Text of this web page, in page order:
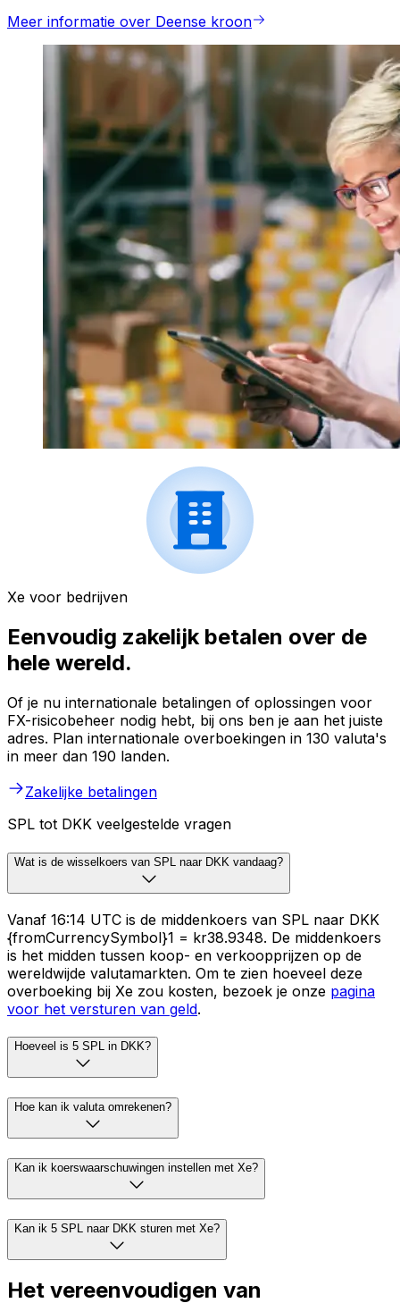
Meer informatie over Deense kroon
Xe voor bedrijven
Eenvoudig zakelijk betalen over de
hele wereld.
Of je nu internationale betalingen of oplossingen voor
FX-risicobeheer nodig hebt, bij ons ben je aan het juiste
adres. Plan internationale overboekingen in 130 valuta's
in meer dan 190 landen.
Zakelijke betalingen
SPL tot DKK veelgestelde vragen
Wat is de wisselkoers van SPL naar DKK vandaag?
Vanaf 16:14 UTC is de middenkoers van SPL naar DKK
{fromCurrencySymbol}1 = kr38.9348. De middenkoers
is het midden tussen koop- en verkoopprijzen op de
wereldwijde valutamarkten. Om te zien hoeveel deze
overboeking bij Xe zou kosten, bezoek je onze pagina
voor het versturen van geld.
Hoeveel is 5 SPL in DKK?
Hoe kan ik valuta omrekenen?
Kan ik koerswaarschuwingen instellen met Xe?
Kan ik 5 SPL naar DKK sturen met Xe?
Het vereenvoudigen van